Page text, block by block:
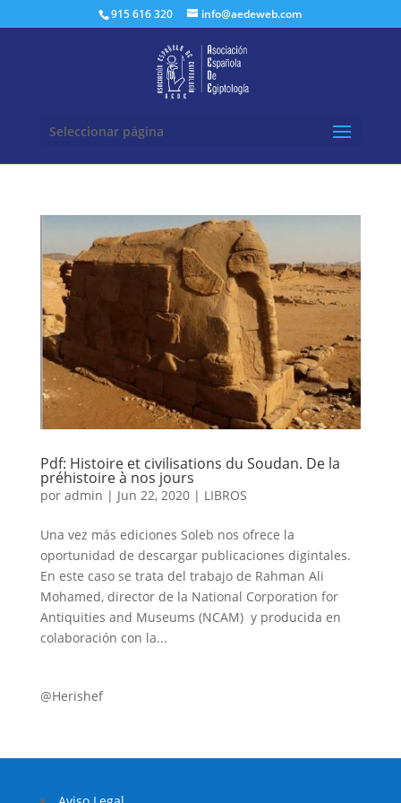
915 616 320 info@aedeweb.com
Seleccionar página
Pdf: Histoire et civilisations du Soudan. De la
préhistoire à nos jours
por admin | Jun 22, 2020| LIBROS
Una vez más ediciones Soleb nos ofrece la
oportunidad de descargar publicaciones digintales.
En este caso se trata del trabajo de Rahman Ali
Mohamed, director de la National Corporation for
Antiquities and Museums (NCAM) y producida en
colaboración con la...
@Herishef